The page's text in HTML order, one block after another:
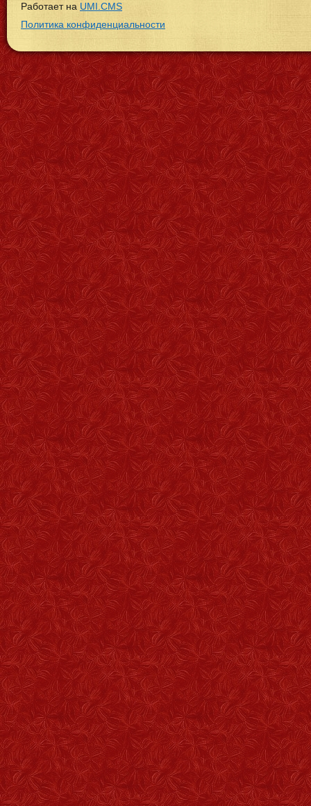
Работает на UMI.CMS
Политика конфиденциальности